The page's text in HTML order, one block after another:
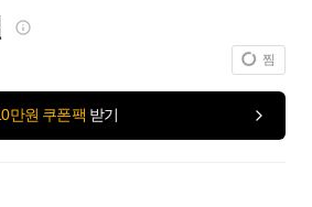
찜
만원 쿠폰팩 받기